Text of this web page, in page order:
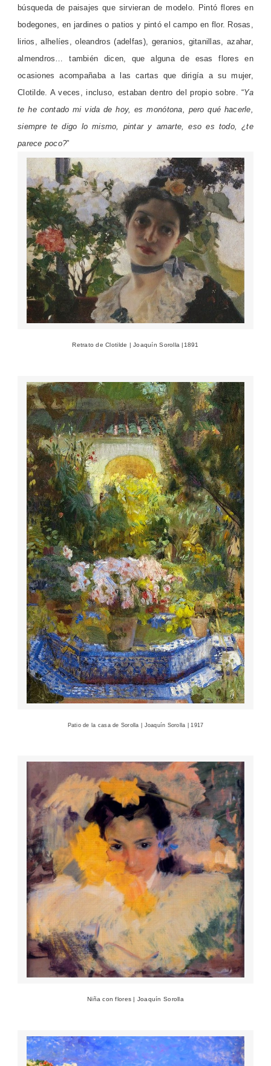
búsqueda de paisajes que sirvieran de modelo. Pintó flores en
bodegones, en jardines o patios y pintó el campo en flor. Rosas,
lirios, alhelíes, oleandros (adelfas), geranios, gitanillas, azahar,
almendros… también dicen, que alguna de esas flores en
ocasiones acompañaba a las cartas que dirigía a su mujer,
Clotilde. A veces, incluso, estaban dentro del propio sobre. “Ya
te he contado mi vida de hoy, es monótona, pero qué hacerle,
siempre te digo lo mismo, pintar y amarte, eso es todo, ¿te
parece poco?”
Retrato de Clotilde | Joaquín Sorolla |1891
Patio de la casa de Sorolla | Joaquín Sorolla | 1917
Niña con flores | Joaquín Sorolla